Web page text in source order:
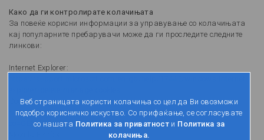
Веб страницата користи колачиња со цел да Ви овозможи
подобро корисничко искуство. Со прифаќање, се согласувате
со нашата Политика за приватност и Политика за
колачиња.
Како да ги контролирате колачињата
За повеќе корисни информации за управување со колачињата
кај популарните пребарувачи може да ги проследите следните
линкови:
Internet Explorer:
GoogleChrome:
https://support.google.com/chrome/answer/95647?
co=GENIE.Platform%3DDesktop&hl=en